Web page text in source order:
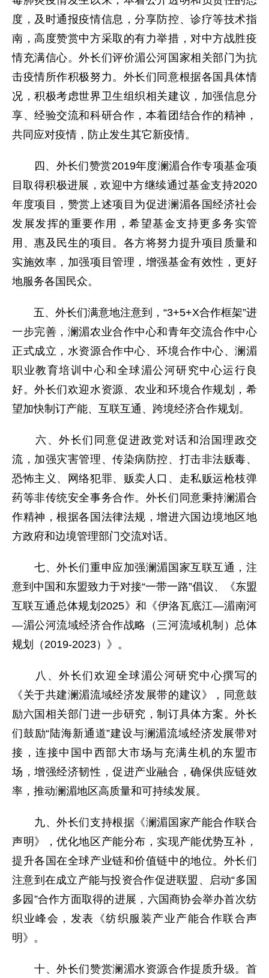
度，及时通报疫情信息，分享防控、诊疗等技术指
南，高度赞赏中方采取的有力举措，对中方战胜疫
情充满信心。外长们评价湄公河国家相关部门为抗
击疫情所作积极努力。外长们同意根据各国具体情
况，积极考虑世界卫生组织相关建议，加强信息分
享、经验交流和科研合作，本着团结合作的精神，
共同应对疫情，防止发生其它新疫情。
四、外长们赞赏2019年度澜湄合作专项基金项
目取得积极进展，欢迎中方继续通过基金支持2020
年度项目，赞赏上述项目为促进澜湄各国经济社会
发展发挥的重要作用，希望基金支持更多务实管
用、惠及民生的项目。各方将努力提升项目质量和
实施效率，加强项目管理，增强基金有效性，更好
地服务各国民众。
五、外长们满意地注意到，“3+5+X合作框架”进
一步完善，澜湄农业合作中心和青年交流合作中心
正式成立，水资源合作中心、环境合作中心、澜湄
职业教育培训中心和全球湄公河研究中心运行良
好。外长们欢迎水资源、农业和环境合作规划，希
望加快制订产能、互联互通、跨境经济合作规划。
六、外长们同意促进政党对话和治国理政交
流，加强灾害管理、传染病防控、打击非法贩毒、
恐怖主义、网络犯罪、贩卖人口、走私贩运枪枝弹
药等非传统安全事务合作。外长们同意秉持澜湄合
作精神，根据各国法律法规，增进六国边境地区地
方政府和边境管理部门交流对话。
七、外长们重申应加强澜湄国家互联互通，注
意到中国和东盟致力于对接“一带一路”倡议、《东盟
互联互通总体规划2025》和《伊洛瓦底江—湄南河
—湄公河流域经济合作战略（三河流域机制）总体
规划（2019-2023）》。
八、外长们欢迎全球湄公河研究中心撰写的
《关于共建澜湄流域经济发展带的建议》，同意鼓
励六国相关部门进一步研究，制订具体方案。外长
们鼓励“陆海新通道”建设与澜湄流域经济发展带对
接，连接中国中西部大市场与充满生机的东盟市
场，增强经济韧性，促进产业融合，确保供应链效
率，推动澜湄地区高质量和可持续发展。
九、外长们支持根据《澜湄国家产能合作联合
声明》，优化地区产能分布，实现产能优势互补，
提升各国在全球产业链和价值链中的地位。外长们
注意到在成立产能与投资合作促进联盟、启动“多国
多园”合作方面取得的进展，六国商协会举办首次纺
织业峰会，发表《纺织服装产业产能合作联合声
明》。
十、外长们赞赏澜湄水资源合作提质升级。首